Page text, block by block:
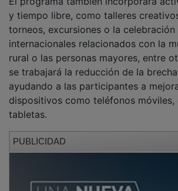
y tiempo libre, como talleres
torneos, excursiones o la celebración
internacionales relacionados con la
rural o las personas mayores, entre
se trabajará la reducción de la
ayudando a las participantes a
dispositivos como teléfonos móviles,
tabletas.